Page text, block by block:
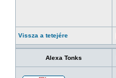
Vissza a tetejére
Alexa Tonks